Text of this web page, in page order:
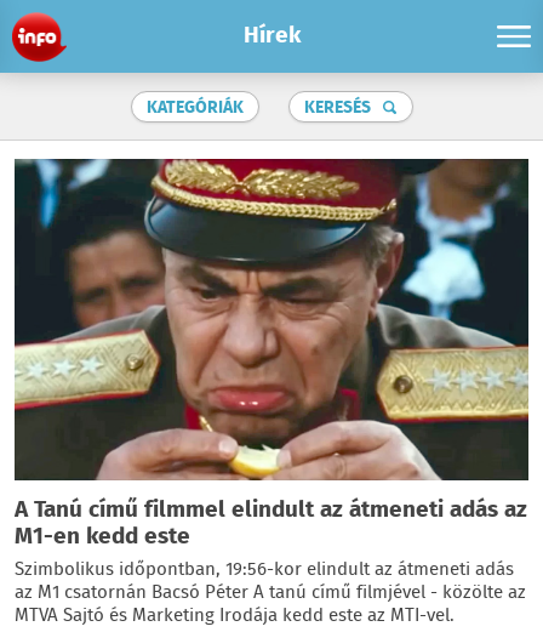
Hírek
KATEGÓRIÁK KERESÉS
A Tanú című filmmel elindult az átmeneti adás az
M1-en kedd este
Szimbolikus időpontban, 19:56-kor elindult az átmeneti adás
az M1 csatornán Bacsó Péter A tanú című filmjével - közölte az
MTVA Sajtó és Marketing Irodája kedd este az MTI-vel.